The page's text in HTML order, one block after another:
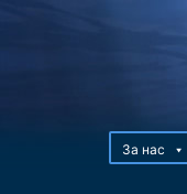
За нас